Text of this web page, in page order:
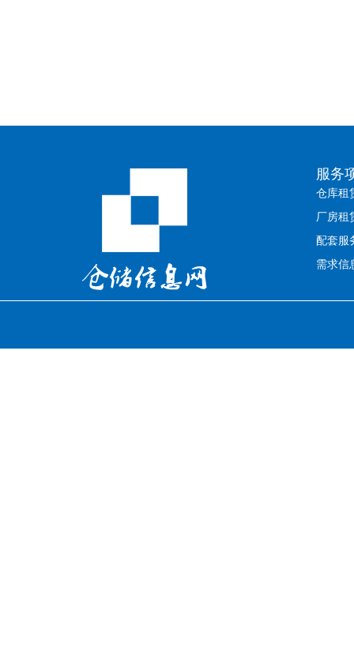
服务
仓库租
厂房租
配套服
需求信